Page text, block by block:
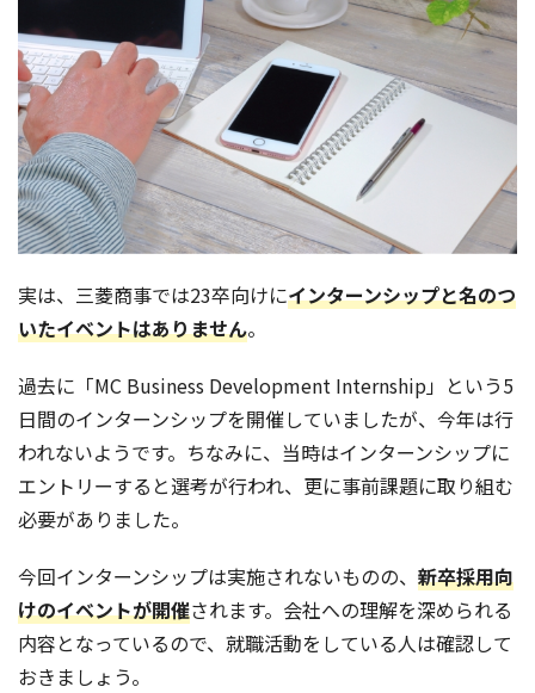
実は、三菱商事では23卒向けにインターンシップと名のつ
いたイベントはありません。
過去に「MC Business Development Internship」という5
日間のインターンシップを開催していましたが、今年は行
われないようです。ちなみに、当時はインターンシップに
エントリーすると選考が行われ、更に事前課題に取り組む
必要がありました。
今回インターンシップは実施されないものの、 新卒採用向
けのイベントが開催されます。会社への理解を深められる
内容となっているので、就職活動をしている人は確認して
おきましょう。